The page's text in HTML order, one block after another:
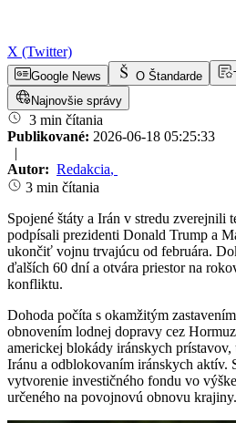
X (Twitter)
Google News O Štandarde
Najnovšie správy
3 min čítania
Publikované: 2026-06-18 05:25:33
|
Autor: Redakcia,
3 min čítania
Spojené štáty a Irán v stredu zverejnili
podpísali prezidenti Donald Trump a
ukončiť vojnu trvajúcu od februára.
ďalších 60 dní a otvára priestor na
konfliktu.
Dohoda počíta s okamžitým
obnovením lodnej dopravy cez
americkej blokády iránskych
Iránu a odblokovaním iránskych aktív.
vytvorenie investičného fondu vo
určeného na povojnovú obnovu krajiny.